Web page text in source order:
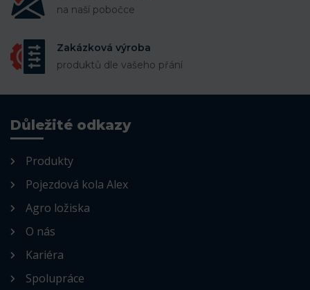
na naší pobočce
Zakázková výroba
produktů dle vašeho přání
Důležité odkazy
Produkty
Pojezdová kola Alex
Agro ložiska
O nás
Kariéra
Spolupráce